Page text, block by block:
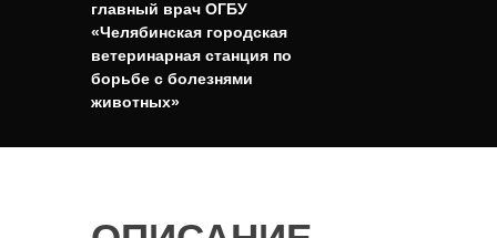
главный врач ОГБУ
«Челябинская городская
ветеринарная станция по
борьбе с болезнями
животных»